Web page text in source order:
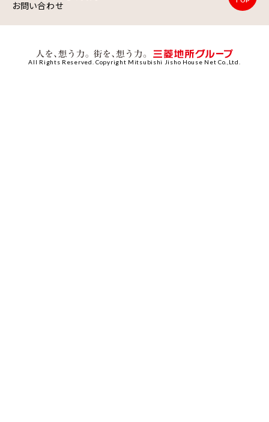
お問い合わせ
All Rights Reserved. Copyright Mitsubishi Jisho House Net Co.,Ltd.